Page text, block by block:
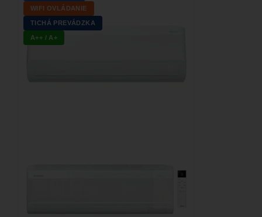
WIFI OVLÁDANIE
TICHÁ PREVÁDZKA
A++ / A+